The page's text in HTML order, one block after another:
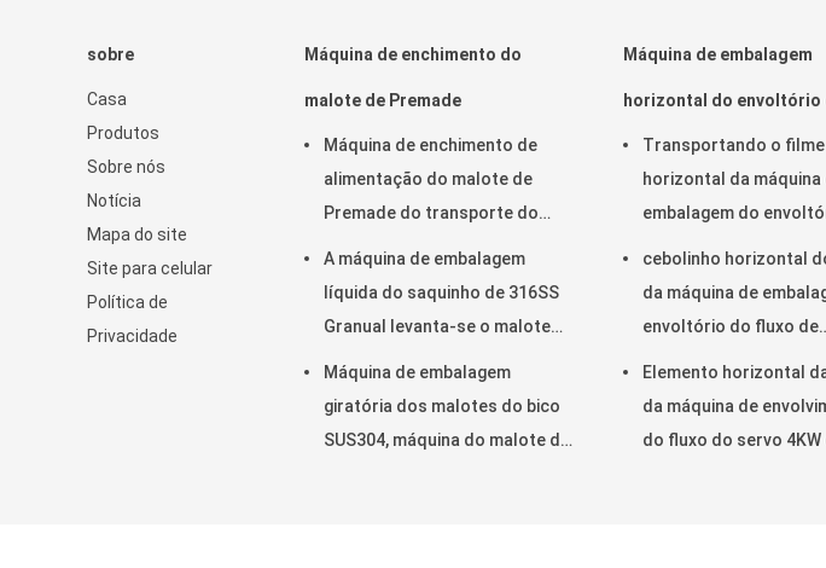
sobre
Casa
Produtos
Sobre nós
Notícia
Mapa do site
Site para celular
Política de
Privacidade
Máquina de enchimento do
malote de Premade
Máquina de enchimento de
alimentação do malote de
Premade do transporte do
A máquina de embalagem
líquida do saquinho de 316SS
Granual levanta-se o malote
Máquina de embalagem
giratória dos malotes do bico
SUS304, máquina do malote de
Máquina de embalagem
horizontal do envoltório
Transportando o filme
horizontal da máquina
embalagem do
cebolinho horizontal
da máquina de
envoltório do fluxo de
Elemento horizontal
da máquina de
do fluxo do servo 4KW